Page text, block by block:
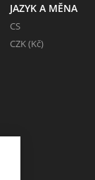
JAZYK A MĚNA
CS
CZK (Kč)